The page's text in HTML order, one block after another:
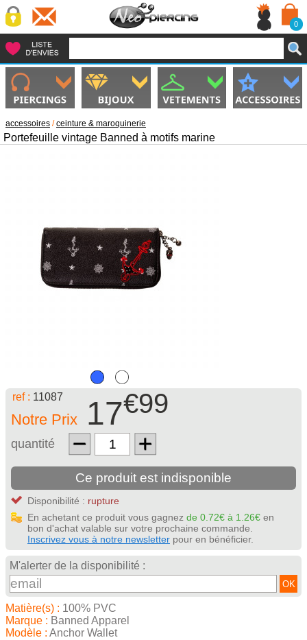
0
accessoires /ceinture & maroquinerie
Portefeuille vintage Banned à motifs marine
ref : 11087
Notre Prix 17€99
quantité
Ce produit est indisponible
Disponibilité : rupture
En achetant ce produit vous gagnez de 0.72€ à 1.26€ en
bon d'achat valable sur votre prochaine commande.
Inscrivez vous à notre newsletter pour en bénéficier.
M'alerter de la disponibilité :
OK
Matière(s) : 100% PVC
Marque : Banned Apparel
Modèle : Anchor Wallet